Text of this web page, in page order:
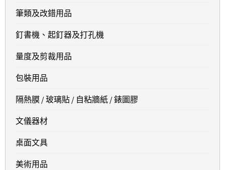
筆類及改錯用品
釘書機、起釘器及打孔機
量度及剪裁用品
包裝用品
隔熱膜 / 玻璃貼 / 自粘牆紙 / 錶圖膠
文儀器材
桌面文具
美術用品